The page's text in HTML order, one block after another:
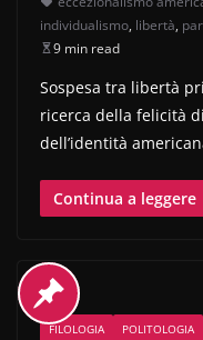
individualismo, libertà,
9 min read
Sospesa tra libertà
ricerca della felicità
dell’identità
Continua a leggere
FILOLOGIA POLITOLOGIA